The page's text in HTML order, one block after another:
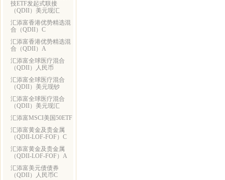
技ETF发起式联接
（QDII）美元现汇
汇添富香港优势精选混
合（QDII）C
汇添富香港优势精选混
合（QDII）A
汇添富全球医疗混合
（QDII）人民币
汇添富全球医疗混合
（QDII）美元现钞
汇添富全球医疗混合
（QDII）美元现汇
汇添富MSCI美国50ETF
汇添富黄金及贵金属
（QDII-LOF-FOF）C
汇添富黄金及贵金属
（QDII-LOF-FOF）A
汇添富美元债债券
（QDII）人民币C